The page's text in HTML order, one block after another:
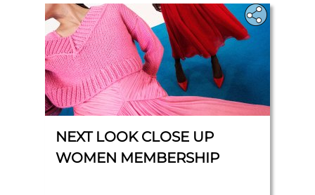
NEXT LOOK CLOSE UP
WOMEN MEMBERSHIP